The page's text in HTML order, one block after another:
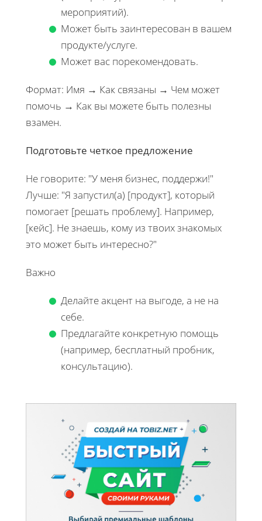
мероприятий).
Может быть заинтересован в вашем
продукте/услуге.
Может вас порекомендовать.
Формат: Имя → Как связаны → Чем может
помочь → Как вы можете быть полезны
взамен.
Подготовьте четкое предложение
Не говорите: "У меня бизнес, поддержи!"
Лучше: "Я запустил(а) [продукт], который
помогает [решать проблему]. Например,
[кейс]. Не знаешь, кому из твоих знакомых
это может быть интересно?"
Важно
Делайте акцент на выгоде, а не на
себе.
Предлагайте конкретную помощь
(например, бесплатный пробник,
консультацию).